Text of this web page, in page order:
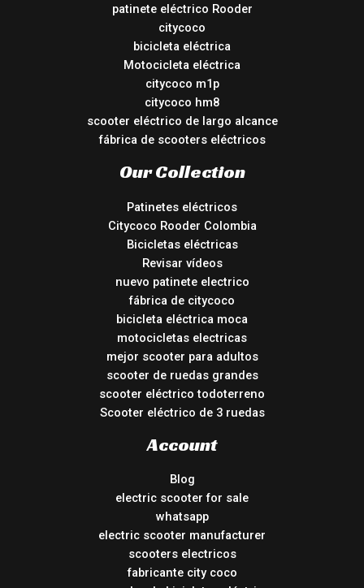
patinete eléctrico Rooder
citycoco
bicicleta eléctrica
Motocicleta eléctrica
citycoco m1p
citycoco hm8
scooter eléctrico de largo alcance
fábrica de scooters eléctricos
Our Collection
Patinetes eléctricos
Citycoco Rooder Colombia
Bicicletas eléctricas
Revisar vídeos
nuevo patinete electrico
fábrica de citycoco
bicicleta eléctrica moca
motocicletas electricas
mejor scooter para adultos
scooter de ruedas grandes
scooter eléctrico todoterreno
Scooter eléctrico de 3 ruedas
Account
Blog
electric scooter for sale
whatsapp
electric scooter manufacturer
scooters electricos
fabricante city coco